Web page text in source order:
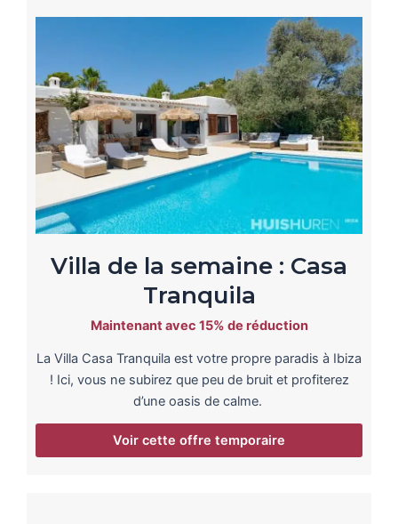
Villa de la semaine : Casa
Tranquila
Maintenant avec 15% de réduction
La Villa Casa Tranquila est votre propre paradis à Ibiza
! Ici, vous ne subirez que peu de bruit et profiterez
d’une oasis de calme.
Voir cette offre temporaire